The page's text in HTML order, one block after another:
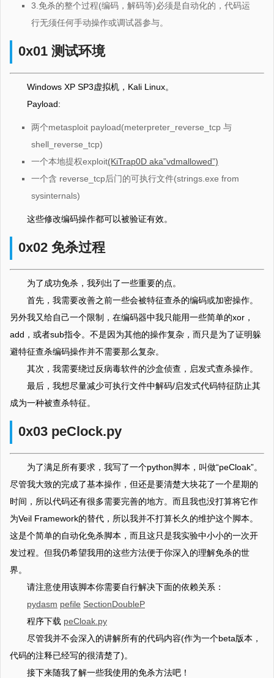
3.免杀的整个过程(编码，解码等)必须是自动化的，代码运
行无须任何手动操作或调试器参与。
0x01 测试环境
Windows XP SP3虚拟机，Kali Linux。
Payload:
两个metasploit payload(meterpreter_reverse_tcp 与
shell_reverse_tcp)
一个本地提权exploit(KiTrap0D aka”vdmallowed”)
一个含 reverse_tcp后门的可执行文件(strings.exe from
sysinternals)
这些修改编码操作都可以被验证有效。
0x02 免杀过程
为了成功免杀，我列出了一些重要的点。
首先，我需要改善之前一些会被特征查杀的编码或加密操作。
另外我又给自己一个限制，在编码器中我只能用一些简单的xor，
add，或者sub指令。不是因为其他的操作复杂，而只是为了证明躲
避特征查杀编码操作并不需要那么复杂。
其次，我需要绕过反病毒软件的沙盒侦查，启发式查杀操作。
最后，我想尽量减少可执行文件中解码/启发式代码特征防止其
成为一种被查杀特征。
0x03 peClock.py
为了满足所有要求，我写了一个python脚本，叫做“peCloak”。
尽管我大致的完成了基本操作，但还是要清楚大块花了一个星期的
时间，所以代码还有很多需要完善的地方。而且我也没打算将它作
为Veil Framework的替代，所以我并不打算长久的维护这个脚本。
这是个简单的自动化免杀脚本，而且这只是我实验中小小的一次开
发过程。但我仍希望我用的这些方法便于你深入的理解免杀的世
界。
请注意使用该脚本你需要自行解决下面的依赖关系：
pydasm pefile SectionDoubleP
程序下载 peCloak.py
尽管我并不会深入的讲解所有的代码内容(作为一个beta版本，
代码的注释已经写的很清楚了)。
接下来随我了解一些我使用的免杀方法吧！